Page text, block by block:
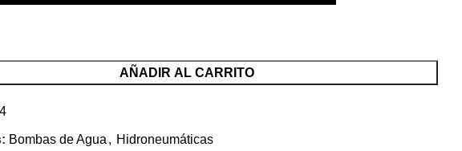
AÑADIR AL CARRITO
Bombas de Agua , Hidroneumáticas